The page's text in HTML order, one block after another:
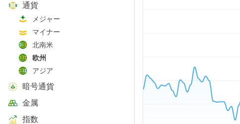
通貨
メジャー
マイナー
北南米
欧州
アジア
暗号通貨
金属
指数